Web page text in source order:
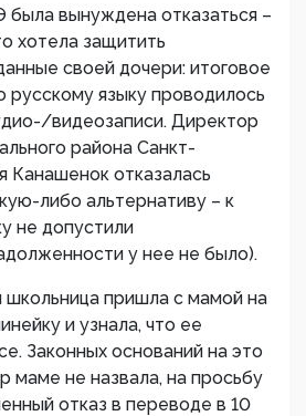
вынуждена отказаться –
хотела защитить
своей дочери: итоговое
русскому языку проводилось
видеозаписи. Директор
района Санкт-
Канашенок отказалась
либо альтернативу – к
не допустили
у нее не было).
школьница пришла с мамой на
и узнала, что ее
Законных оснований на это
маме не назвала, на просьбу
отказ в переводе в 10